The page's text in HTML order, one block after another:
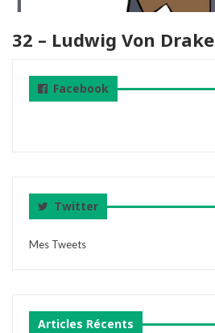
32 – Ludwig Von Drake
Facebook
Twitter
Mes Tweets
Articles Récents